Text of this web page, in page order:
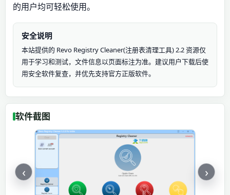
的用户均可轻松使用。
安全说明
本站提供的 Revo Registry Cleaner(注册表清理工具) 2.2 资源仅
用于学习和测试，文件信息以页面标注为准。建议用户下载后使
用安全软件复查，并优先支持官方正版软件。
软件截图
‹ ›